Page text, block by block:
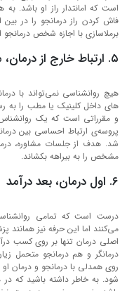
است که امانتدار راز او باشد.
فاش کردن راز درمانجو را در
برملاسازی با اجازه شخص درمانجو
۵. ارتباط خارج از درمان، ممنوع!
هیچ روانشناسی نمی‌تواند با
های داخل کلینیک یا مطب را به
و مقرراتی است که یک
پروسه‌ی ارتباط احساسی بین
شد. هدف از جلسات مشاوره،
مشخص را به بیراهه بکشاند.
۶. اول درمان، بعد درآمد
درست است که تمامی
می‌کنند اما این حرفه نیز
اصلی درمان تنها بر روی کسب
درمانگر و هم درمانجو متحمل
روی همدلی با درمانجو و درمان
شود. به خاطر داشته باشید که